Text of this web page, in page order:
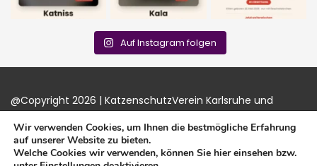
Auf Instagram folgen
@Copyright 2026 | KatzenschutzVerein Karlsruhe und
Wir verwenden Cookies, um Ihnen die bestmögliche Erfahrung
auf unserer Website zu bieten.
Welche Cookies wir verwenden, können Sie hier einsehen bzw.